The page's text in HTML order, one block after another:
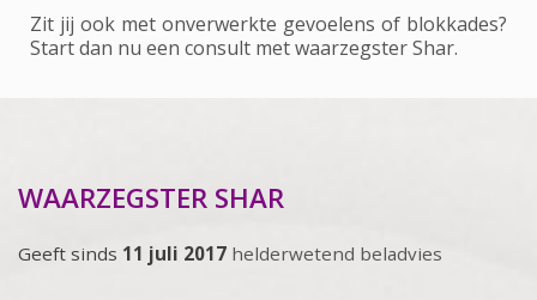
Zit jij ook met onverwerkte gevoelens of blokkades?
Start dan nu een consult met waarzegster Shar.
WAARZEGSTER SHAR
Geeft sinds 11 juli 2017 helderwetend beladvies